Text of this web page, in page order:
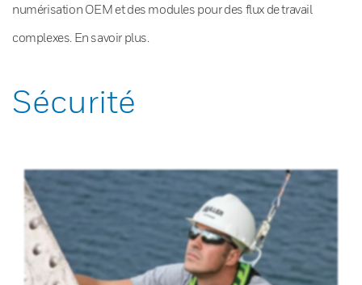
numérisation OEM et des modules pour des flux de travail
complexes. En savoir plus.
Sécurité